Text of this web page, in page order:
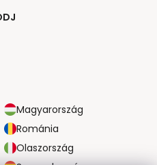
Magyarország
Románia
Olaszország